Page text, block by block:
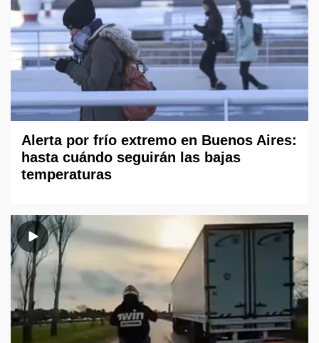
Alerta por frío extremo en Buenos Aires:
hasta cuándo seguirán las bajas
temperaturas